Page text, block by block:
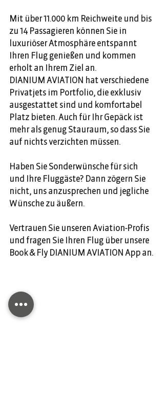
Mit über 11.000 km Reichweite und bis
zu 14 Passagieren können Sie in
luxuriöser Atmosphäre entspannt
Ihren Flug genießen und kommen
erholt an Ihrem Ziel an.
DIANIUM AVIATION hat verschiedene
Privatjets im Portfolio, die exklusiv
ausgestattet sind und komfortabel
Platz bieten. Auch für Ihr Gepäck ist
mehr als genug Stauraum, so dass Sie
auf nichts verzichten müssen.
Haben Sie Sonderwünsche für sich
und Ihre Fluggäste? Dann zögern Sie
nicht, uns anzusprechen und jegliche
Wünsche zu äußern.
Vertrauen Sie unseren Aviation-Profis
und fragen Sie Ihren Flug über unsere
Book & Fly DIANIUM AVIATION App an.